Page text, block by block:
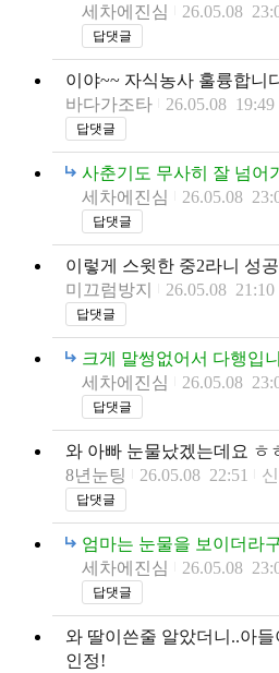
세차에진심
26.05.08
답댓글
이야~~ 자식농사 훌륭합니
바다가조타
26.05.08 19:49
답댓글
사춘기도 무사히 잘 넘어
세차에진심
26.05.08
답댓글
이렇게 스윗한 중2라니 성
미끄럼방지
26.05.08 21:10
답댓글
크게 말썽없어서 다행입
세차에진심
26.05.08
답댓글
와 아빠 눈물났겠는데요 ㅎ
8년눈팅
26.05.08 22:51
답댓글
엄마는 눈물을 보이더라
세차에진심
26.05.08
답댓글
와 딸이쓴줄 알았더니..아
인정!